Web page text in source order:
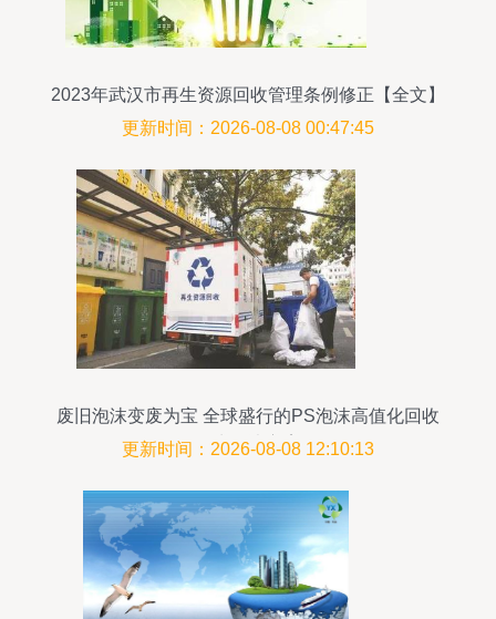
2023年武汉市再生资源回收管理条例修正【全文】
更新时间：2026-08-08 00:47:45
废旧泡沫变废为宝 全球盛行的PS泡沫高值化回收
再生解决方案
更新时间：2026-08-08 12:10:13